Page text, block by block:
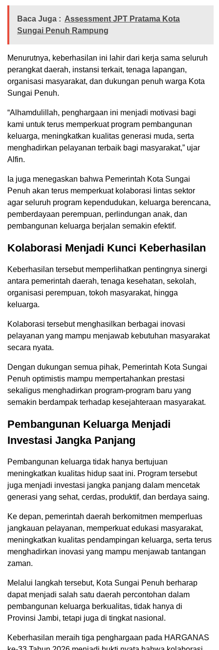
Baca Juga : Assessment JPT Pratama Kota
Sungai Penuh Rampung
Menurutnya, keberhasilan ini lahir dari kerja sama seluruh
perangkat daerah, instansi terkait, tenaga lapangan,
organisasi masyarakat, dan dukungan penuh warga Kota
Sungai Penuh.
“Alhamdulillah, penghargaan ini menjadi motivasi bagi
kami untuk terus memperkuat program pembangunan
keluarga, meningkatkan kualitas generasi muda, serta
menghadirkan pelayanan terbaik bagi masyarakat,” ujar
Alfin.
Ia juga menegaskan bahwa Pemerintah Kota Sungai
Penuh akan terus memperkuat kolaborasi lintas sektor
agar seluruh program kependudukan, keluarga berencana,
pemberdayaan perempuan, perlindungan anak, dan
pembangunan keluarga berjalan semakin efektif.
Kolaborasi Menjadi Kunci Keberhasilan
Keberhasilan tersebut memperlihatkan pentingnya sinergi
antara pemerintah daerah, tenaga kesehatan, sekolah,
organisasi perempuan, tokoh masyarakat, hingga
keluarga.
Kolaborasi tersebut menghasilkan berbagai inovasi
pelayanan yang mampu menjawab kebutuhan masyarakat
secara nyata.
Dengan dukungan semua pihak, Pemerintah Kota Sungai
Penuh optimistis mampu mempertahankan prestasi
sekaligus menghadirkan program-program baru yang
semakin berdampak terhadap kesejahteraan masyarakat.
Pembangunan Keluarga Menjadi
Investasi Jangka Panjang
Pembangunan keluarga tidak hanya bertujuan
meningkatkan kualitas hidup saat ini. Program tersebut
juga menjadi investasi jangka panjang dalam mencetak
generasi yang sehat, cerdas, produktif, dan berdaya saing.
Ke depan, pemerintah daerah berkomitmen memperluas
jangkauan pelayanan, memperkuat edukasi masyarakat,
meningkatkan kualitas pendampingan keluarga, serta terus
menghadirkan inovasi yang mampu menjawab tantangan
zaman.
Melalui langkah tersebut, Kota Sungai Penuh berharap
dapat menjadi salah satu daerah percontohan dalam
pembangunan keluarga berkualitas, tidak hanya di
Provinsi Jambi, tetapi juga di tingkat nasional.
Keberhasilan meraih tiga penghargaan pada HARGANAS